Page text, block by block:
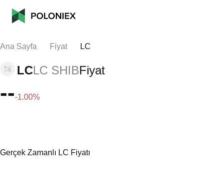
Ana Sayfa Fiyat LC
LCLC SHIBFiyat
---1.00%
Gerçek Zamanlı LC Fiyatı